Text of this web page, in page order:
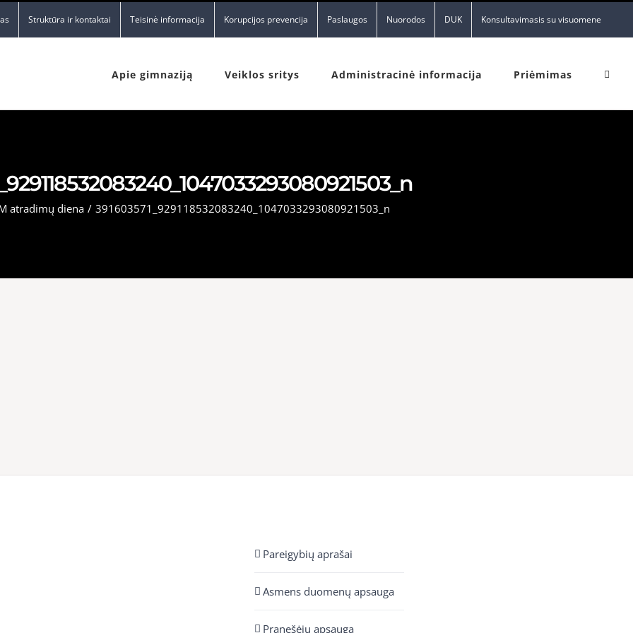
Struktūra ir kontaktai Teisinė informacija Korupcijos prevencija Paslaugos Nuorodos DUK Konsultavimasis su visuomene
Apie gimnaziją Veiklos sritys Administracinė informacija Priėmimas
atradimų diena / 391603571_929118532083240_1047033293080921503_n
Pareigybių aprašai
Asmens duomenų apsauga
Pranešėjų apsauga